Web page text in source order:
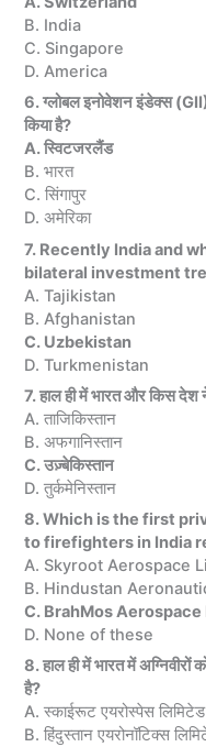
B. India
C. Singapore
D. America
6. ग्लोबल इनोवेशन इंडेक्स
किया है?
A. स्विटजरलैंड
B. भारत
C. सिंगापुर
D. अमेरिका
7. Recently India and
bilateral investment
A. Tajikistan
B. Afghanistan
C. Uzbekistan
D. Turkmenistan
7. हाल ही में भारत और किस देश ने
A. ताजिकिस्तान
B. अफगानिस्तान
C. उज़्बेकिस्तान
D. तुर्कमेनिस्तान
8. Which is the first
to firefighters in India
A. Skyroot Aerospace
B. Hindustan
C. BrahMos
D. None of these
8. हाल ही में भारत में
है?
A. स्काईरूट एयरोस्पेस लिमिटेड
B. हिंदुस्तान एयरोनॉटिक्स